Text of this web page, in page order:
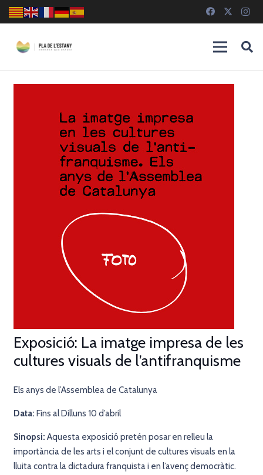
Exposició: La imatge impresa de les
cultures visuals de l’antifranquisme
Els anys de l’Assemblea de Catalunya
Data: Fins al Dilluns 10 d’abril
Sinopsi: Aquesta exposició pretén posar en relleu la
importància de les arts i el conjunt de cultures visuals en la
lluita contra la dictadura franquista i en l’avenç democràtic.